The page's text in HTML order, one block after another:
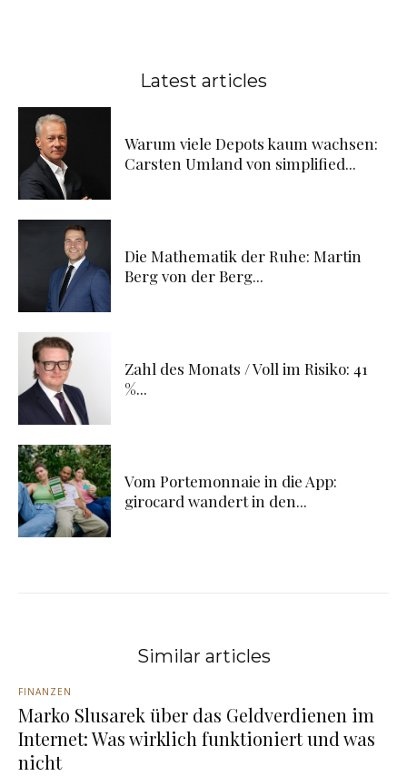
Latest articles
Warum viele Depots kaum wachsen:
Carsten Umland von simplified...
Die Mathematik der Ruhe: Martin
Berg von der Berg...
Zahl des Monats / Voll im Risiko: 41
%...
Vom Portemonnaie in die App:
girocard wandert in den...
Similar articles
FINANZEN
Marko Slusarek über das Geldverdienen im
Internet: Was wirklich funktioniert und was
nicht